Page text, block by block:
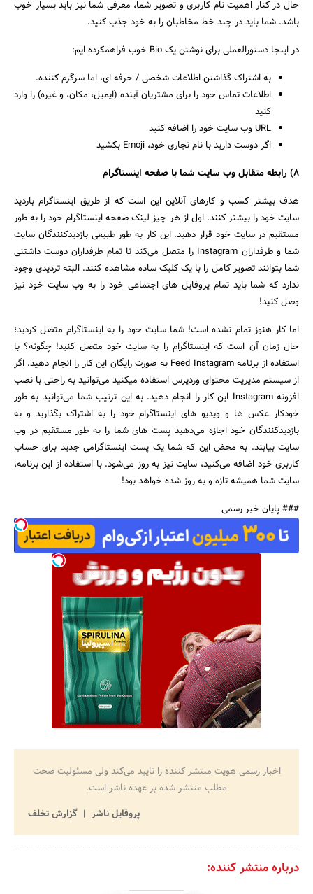
حال در کنار اهمیت نام کاربری و تصویر شما، معرفی شما نیز باید بسیار خوب
باشد. شما باید در چند خط مخاطبان را به خود جذب کنید.
در اینجا دستورالعملی برای نوشتن یک Bio خوب فراهمکرده ایم:
به اشتراک گذاشتن اطلاعات شخصی / حرفه ای، اما سرگرم کننده.
اطلاعات تماس خود را برای مشتریان آینده (ایمیل، مکان، و غیره) را وارد
کنید
URL وب سایت خود را اضافه کنید
اگر دوست دارید با نام تجاری خود، Emoji بکشید
۸) رابطه متقابل وب سایت شما با صفحه اینستاگرام
هدف بیشتر کسب و کارهای آنلاین این است که از طریق اینستاگرام باردید
سایت خود را بیشتر کنند. اول از هر چیز لینک صفحه اینستاگرام خود را به طور
مستقیم در سایت خود قرار دهید. این کار به طور طبیعی بازدیدکنندگان سایت
شما و طرفداران Instagram را متصل می‌کند تا تمام طرفداران دوست داشتنی
شما بتوانند تصویر کامل را با یک کلیک ساده مشاهده کنند. البته تردیدی وجود
ندارد که شما باید تمام پروفایل های اجتماعی خود را به وب سایت خود نیز
وصل کنید!
اما کار هنوز تمام نشده است! شما سایت خود را به اینستاگرام متصل کردید؛
حال زمان آن است که اینستاگرام را به سایت خود متصل کنید! چگونه؟ با
استفاده از برنامه Feed Instagram به صورت رایگان این کار را انجام دهید. اگر
از سیستم مدیریت محتوای وردپرس استفاده میکنید می‌توانید به راحتی با نصب
افزونه Instagram این کار را انجام دهید. به این ترتیب شما می‌توانید به طور
خودکار عکس ها و ویدیو های اینستاگرام خود را به اشتراک بگذارید و به
بازدیدکنندگان خود اجازه می‌دهید پست های شما را به طور مستقیم در وب
سایت بیابند. به محض این که شما یک پست اینستاگرامی جدید برای حساب
کاربری خود اضافه می‌کنید، سایت نیز به روز می‌شود. با استفاده از این برنامه،
سایت شما همیشه تازه و به روز شده خواهد بود!
### پایان خبر رسمی
اخبار رسمی هویت منتشر کننده را تایید می‌کند ولی مسئولیت صحت
مطلب منتشر شده بر عهده ناشر است.
پروفایل ناشر
گزارش تخلف
درباره منتشر کننده: